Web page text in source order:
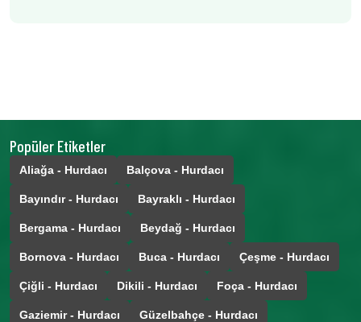
Popüler Etiketler
Aliağa - Hurdacı Balçova - Hurdacı
Bayındır - Hurdacı Bayraklı - Hurdacı
Bergama - Hurdacı Beydağ - Hurdacı
Bornova - Hurdacı Buca - Hurdacı Çeşme - Hurdacı
Çiğli - Hurdacı Dikili - Hurdacı Foça - Hurdacı
Gaziemir - Hurdacı Güzelbahçe - Hurdacı